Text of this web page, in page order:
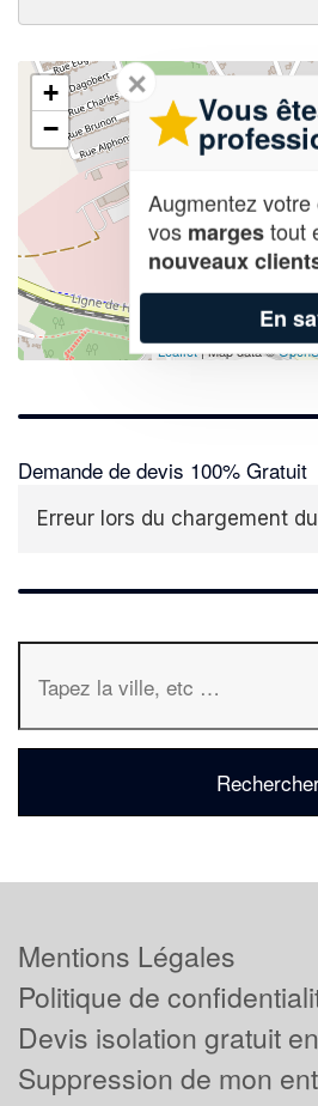
+
−
Leaflet| Map data ©
Demande de devis 100% Gratuit
Erreur lors du chargement
✕
Vous
Augmentez votre
vos margestout
nouveaux
En
Mentions Légales
Politique de
Devis isolation gratuit
Suppression de mon